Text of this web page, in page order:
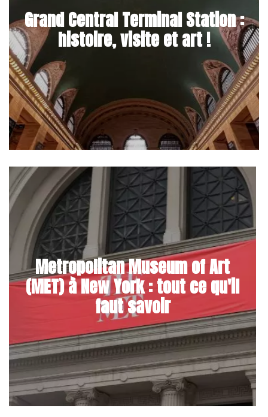
Grand Central Terminal Station :
histoire, visite et art !
Metropolitan Museum of Art
(MET) à New York : tout ce qu'il
faut savoir